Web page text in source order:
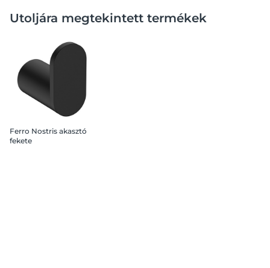
Utoljára megtekintett termékek
Ferro Nostris akasztó
fekete